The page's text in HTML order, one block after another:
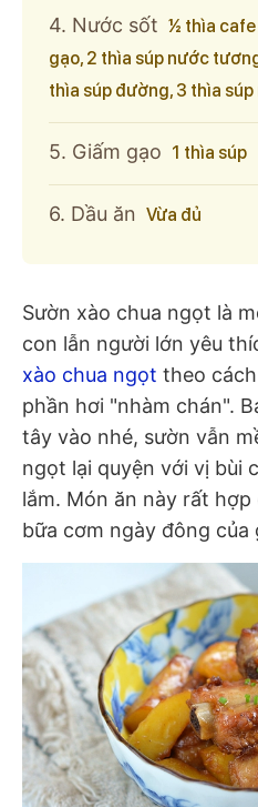
4. Nước sốt ½ thìa cafe
gạo, 2 thìa súp nước
thìa súp đường, 3 thìa
5. Giấm gạo 1 thìa súp
6. Dầu ăn Vừa đủ
Sườn xào chua ngọt là
con lẫn người lớn yêu
xào chua ngọt theo
phần hơi "nhàm chán".
tây vào nhé, sườn vẫn
ngọt lại quyện với vị bùi
lắm. Món ăn này rất
bữa cơm ngày đông của